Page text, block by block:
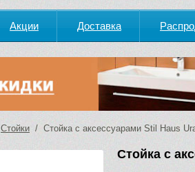
Акции Доставка
Стойки / Стойка с аксессуарами Stil Haus
Стойка с